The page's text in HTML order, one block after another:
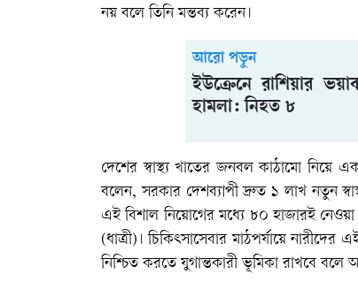
নয় বলে তিনি মন্তব্য করেন।
আরো পড়ুন
ইউক্রেনে রাশিয়ার
হামলা: নিহত ৮
দেশের স্বাস্থ্য খাতের জনবল কাঠামো নিয়ে
বলেন, সরকার দেশব্যাপী দ্রুত ১ লাখ নতুন
এই বিশাল নিয়োগের মধ্যে ৮০ হাজারই নেওয়া
(ধাত্রী)। চিকিৎসাসেবার মাঠপর্যায়ে
নিশ্চিত করতে যুগান্তকারী ভূমিকা রাখবে বলে